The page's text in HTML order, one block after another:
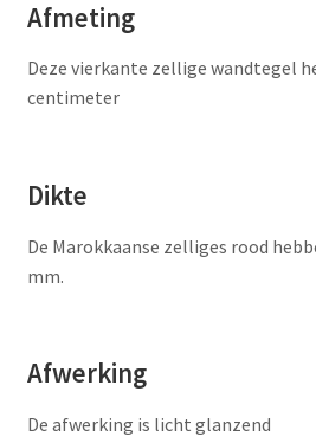
Afmeting
Deze vierkante zellige wandtegel
centimeter
Dikte
De Marokkaanse zelliges rood
mm.
Afwerking
De afwerking is licht glanzend